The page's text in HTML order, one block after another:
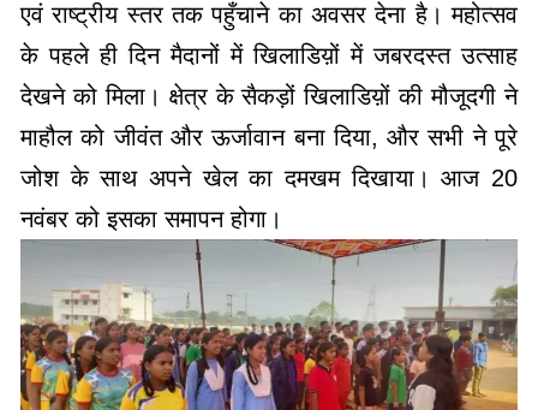
एवं राष्ट्रीय स्तर तक पहुँचाने का अवसर देना है। महोत्सव
के पहले ही दिन मैदानों में खिलाडिय़ों में जबरदस्त उत्साह
देखने को मिला। क्षेत्र के सैकड़ों खिलाडिय़ों की मौजूदगी ने
माहौल को जीवंत और ऊर्जावान बना दिया, और सभी ने पूरे
जोश के साथ अपने खेल का दमखम दिखाया। आज 20
नवंबर को इसका समापन होगा।